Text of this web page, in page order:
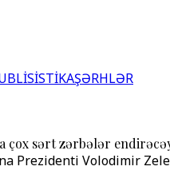
ŞƏRHLƏR
çox sərt zərbələr
Prezidenti Volodimir